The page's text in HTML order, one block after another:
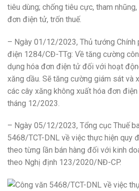
tiêu dùng; chống tiêu cực, tham
đơn điện tử, trốn thuế.
– Ngày 01/12/2023, Thủ tướng Chính
điện 1284/CĐ-TTg: Về tăng cường
dụng hóa đơn điện tử đối với hoạt
xăng dầu. Sẽ tăng cường giám sát và
các cây xăng không xuất hóa đơn
tháng 12/2023.
– Ngày 05/12/2023, Tổng cục Thuế
5468/TCT-DNL về việc thực hiện quy
theo từng lần bán hàng đối với kinh
theo Nghị định 123/2020/NĐ-CP.